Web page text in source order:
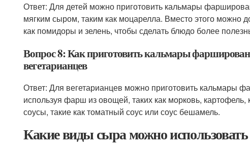
Ответ: Для детей можно приготовить кальмары
мягким сыром, таким как моцарелла. Вместо этого можно
как помидоры и зелень, чтобы сделать блюдо более
Вопрос 8: Как приготовить кальмары
вегетарианцев
Ответ: Для вегетарианцев можно приготовить кальмары
используя фарш из овощей, таких как морковь,
соусы, такие как томатный соус или соус бешамель.
Какие виды сыра можно